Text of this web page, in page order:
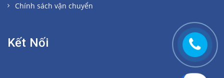
Chính sách vận chuyển
Kết Nối